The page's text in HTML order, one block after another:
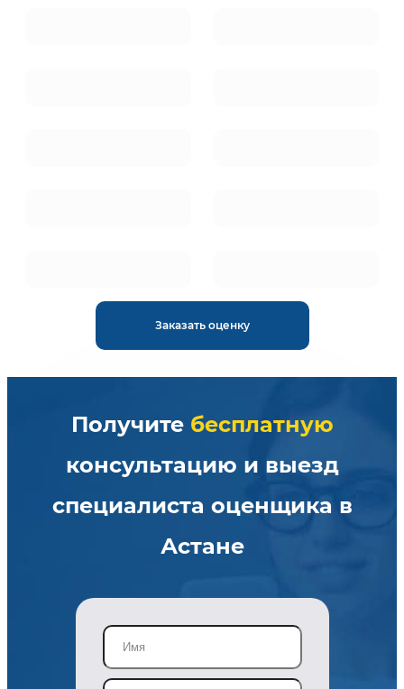
Заказать оценку
Получите бесплатную
консультацию и выезд
специалиста оценщика в
Астане